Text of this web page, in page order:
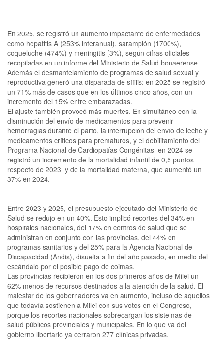
En 2025, se registró un aumento impactante de enfermedades
como hepatitis A (253% interanual), sarampión (1700%),
coqueluche (474%) y meningitis (3%), según cifras oficiales
recopiladas en un informe del Ministerio de Salud bonaerense.
Además el desmantelamiento de programas de salud sexual y
reproductiva generó una disparada de sífilis: en 2025 se registró
un 71% más de casos que en los últimos cinco años, con un
incremento del 15% entre embarazadas.
El ajuste también provocó más muertes. En simultáneo con la
disminución del envío de medicamentos para prevenir
hemorragias durante el parto, la interrupción del envío de leche y
medicamentos críticos para prematuros, y el debilitamiento del
Programa Nacional de Cardiopatías Congénitas, en 2024 se
registró un incremento de la mortalidad infantil de 0,5 puntos
respecto de 2023, y de la mortalidad materna, que aumentó un
37% en 2024.
Entre 2023 y 2025, el presupuesto ejecutado del Ministerio de
Salud se redujo en un 40%. Esto implicó recortes del 34% en
hospitales nacionales, del 17% en centros de salud que se
administran en conjunto con las provincias, del 44% en
programas sanitarios y del 25% para la Agencia Nacional de
Discapacidad (Andis), disuelta a fin del año pasado, en medio del
escándalo por el posible pago de coimas.
Las provincias recibieron en los dos primeros años de Milei un
62% menos de recursos destinados a la atención de la salud. El
malestar de los gobernadores va en aumento, incluso de aquellos
que todavía sostienen a Milei con sus votos en el Congreso,
porque los recortes nacionales sobrecargan los sistemas de
salud públicos provinciales y municipales. En lo que va del
gobierno libertario ya cerraron 277 clínicas privadas.